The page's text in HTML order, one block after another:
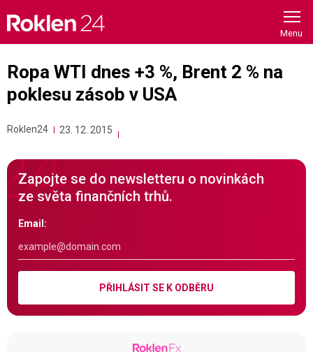
content
Ropa WTI dnes +3 %, Brent 2 % na
poklesu zásob v USA
Roklen24 23. 12. 2015
Zapojte se do newsletteru o novinkách
ze světa finančních trhů.
Email:
PŘIHLÁSIT SE K ODBĚRU